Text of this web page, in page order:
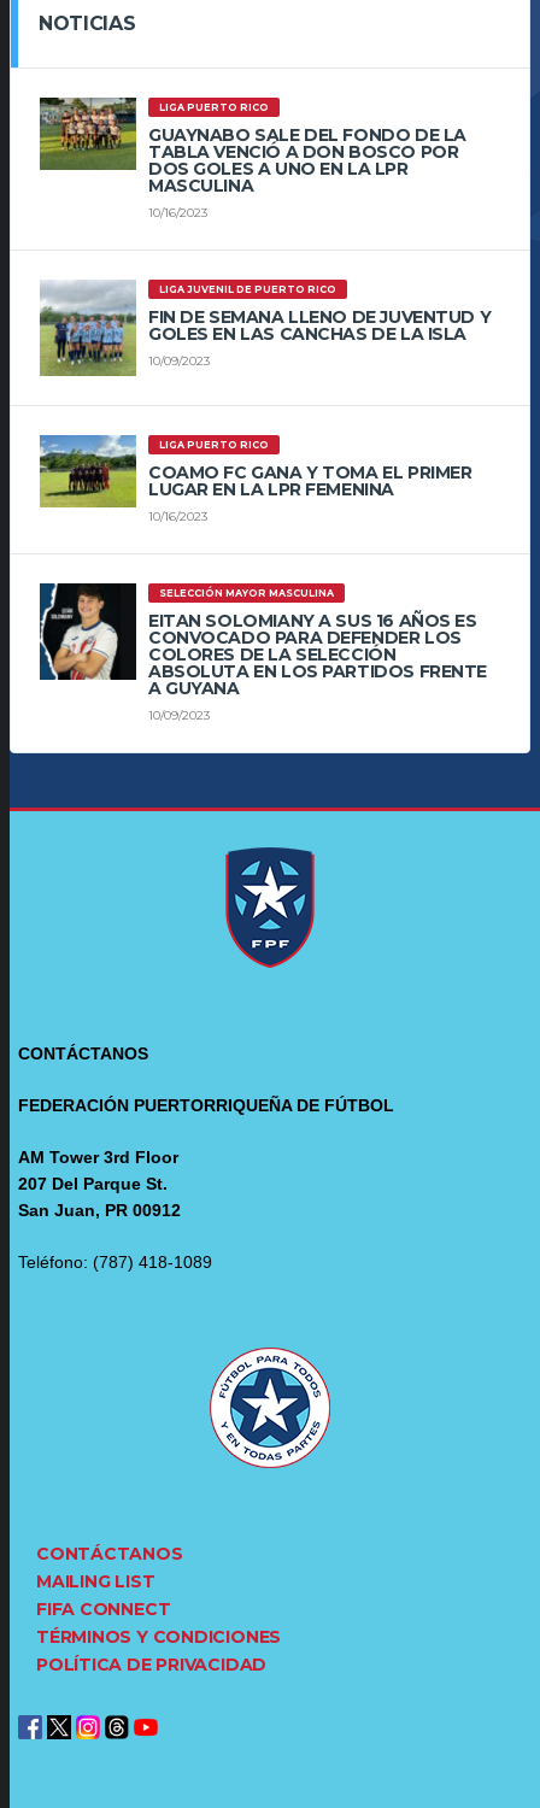
NOTICIAS
LIGA PUERTO RICO
GUAYNABO SALE DEL FONDO DE LA
TABLA VENCIÓ A DON BOSCO POR
DOS GOLES A UNO EN LA LPR
MASCULINA
10/16/2023
LIGA JUVENIL DE PUERTO RICO
FIN DE SEMANA LLENO DE JUVENTUD Y
GOLES EN LAS CANCHAS DE LA ISLA
10/09/2023
LIGA PUERTO RICO
COAMO FC GANA Y TOMA EL PRIMER
LUGAR EN LA LPR FEMENINA
10/16/2023
SELECCIÓN MAYOR MASCULINA
EITAN SOLOMIANY A SUS 16 AÑOS ES
CONVOCADO PARA DEFENDER LOS
COLORES DE LA SELECCIÓN
ABSOLUTA EN LOS PARTIDOS FRENTE
A GUYANA
10/09/2023
CONTÁCTANOS
FEDERACIÓN PUERTORRIQUEÑA DE FÚTBOL
AM Tower 3rd Floor
207 Del Parque St.
San Juan, PR 00912
Teléfono: (787) 418-1089
CONTÁCTANOS
MAILING LIST
FIFA CONNECT
TÉRMINOS Y CONDICIONES
POLÍTICA DE PRIVACIDAD